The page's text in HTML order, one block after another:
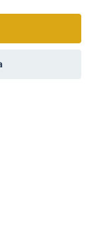
med mer än 60
Vi tillverkar
och design!